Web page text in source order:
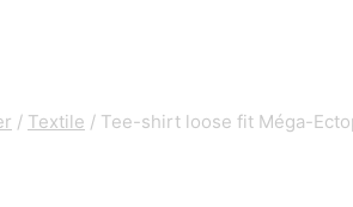
/ Textile / Tee-shirt loose fit Méga-